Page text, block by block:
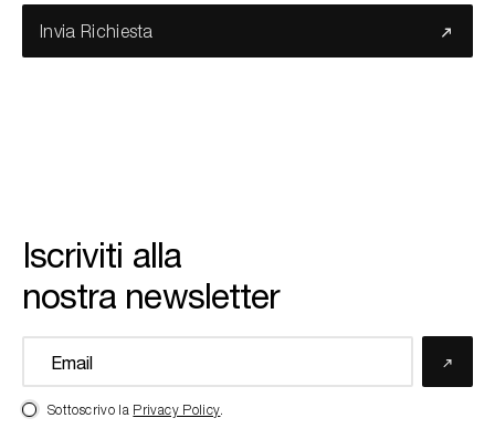
Invia Richiesta
Iscriviti alla
nostra newsletter
Sottoscrivo la Privacy Policy.